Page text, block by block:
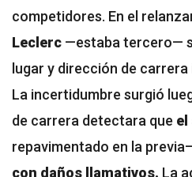
competidores. En el
Leclerc —estaba tercero—
lugar y dirección de
La incertidumbre surgió
de carrera detectara que el
repavimentado en la
con daños llamativos. La